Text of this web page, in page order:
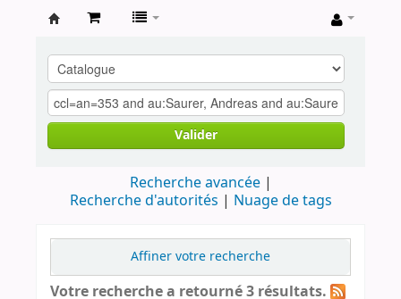
contestataires
Valider
Recherche avancée
Recherche d'autorités
Nuage de tags
Affiner votre recherche
Votre recherche a retourné 3 résultats.